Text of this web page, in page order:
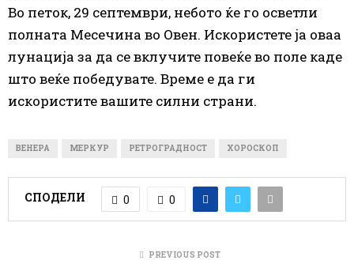
Во петок, 29 септември, небото ќе го осветли
полната Месечина во Овен. Искористете ја оваа
лунација за да се вклучите повеќе во поле каде
што веќе победувате. Време е да ги
искористите вашите силни страни.
ВЕНЕРА МЕРКУР РЕТРОГРАДНОСТ ХОРОСКОП
СПОДЕЛИ 0 0
PREVIOUS POST